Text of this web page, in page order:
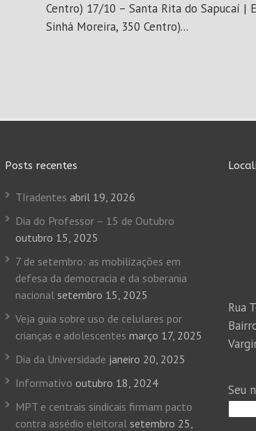
Centro) 17/10 – Santa Rita do Sapucaí |
Sinhá Moreira, 350 Centro)...
Posts recentes
TIradentes abril 19, 2026
Dia do Professor – 15 de Outubro
outubro 15, 2025
7 de setembro: as mobilizações em
defesa da democracia e da soberania
nacional setembro 15, 2025
Veja guia sobre uso de celulares por
crianças e adolescentes março 17, 2025
Dia da Universidade janeiro 20, 2025
Informativo outubro 18, 2024
MPT e centrais sindicais firmam pacto
contra assédio eleitoral setembro 25,
Rua
Seu